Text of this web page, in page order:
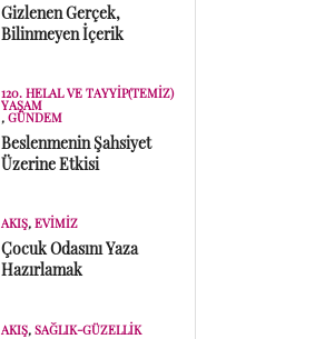
Gizlenen Gerçek,
Bilinmeyen İçerik
120. HELAL VE TAYYIP(TEMIZ)
YAŞAM
, GÜNDEM
Beslenmenin Şahsiyet
Üzerine Etkisi
AKIŞ, EVIMIZ
Çocuk Odasını Yaza
Hazırlamak
AKIŞ, SAĞLIK-GÜZELLIK